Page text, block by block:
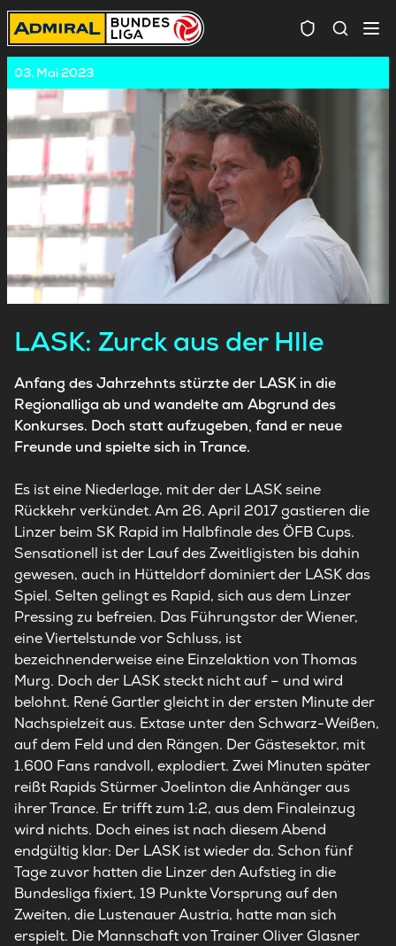
03. Mai 2023
LASK: Zurck aus der Hlle
Anfang des Jahrzehnts stürzte der LASK in die
Regionalliga ab und wandelte am Abgrund des
Konkurses. Doch statt aufzugeben, fand er neue
Freunde und spielte sich in Trance.
Es ist eine Niederlage, mit der der LASK seine
Rückkehr verkündet. Am 26. April 2017 gastieren die
Linzer beim SK Rapid im Halbfinale des ÖFB Cups.
Sensationell ist der Lauf des Zweitligisten bis dahin
gewesen, auch in Hütteldorf dominiert der LASK das
Spiel. Selten gelingt es Rapid, sich aus dem Linzer
Pressing zu befreien. Das Führungstor der Wiener,
eine Viertelstunde vor Schluss, ist
bezeichnenderweise eine Einzelaktion von Thomas
Murg. Doch der LASK steckt nicht auf – und wird
belohnt. René Gartler gleicht in der ersten Minute der
Nachspielzeit aus. Extase unter den Schwarz-Weißen,
auf dem Feld und den Rängen. Der Gästesektor, mit
1.600 Fans randvoll, explodiert. Zwei Minuten später
reißt Rapids Stürmer Joelinton die Anhänger aus
ihrer Trance. Er trifft zum 1:2, aus dem Finaleinzug
wird nichts. Doch eines ist nach diesem Abend
endgültig klar: Der LASK ist wieder da. Schon fünf
Tage zuvor hatten die Linzer den Aufstieg in die
Bundesliga fixiert, 19 Punkte Vorsprung auf den
Zweiten, die Lustenauer Austria, hatte man sich
erspielt. Die Mannschaft von Trainer Oliver Glasner